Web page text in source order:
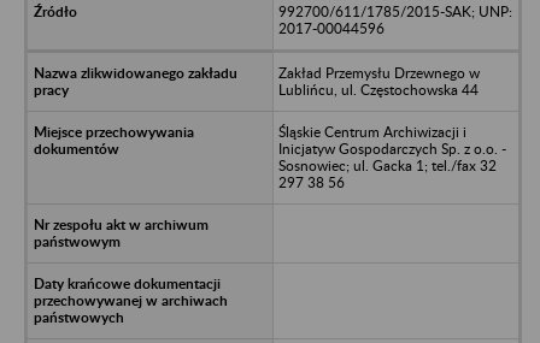
992700/611/1785/2015-SAK; UNP:
2017-00044596
Zakład Przemysłu Drzewnego w
Lublińcu, ul. Częstochowska 44
Śląskie Centrum Archiwizacji i
Inicjatyw Gospodarczych Sp. z o.o. -
Sosnowiec; ul. Gacka 1; tel./fax 32
297 38 56